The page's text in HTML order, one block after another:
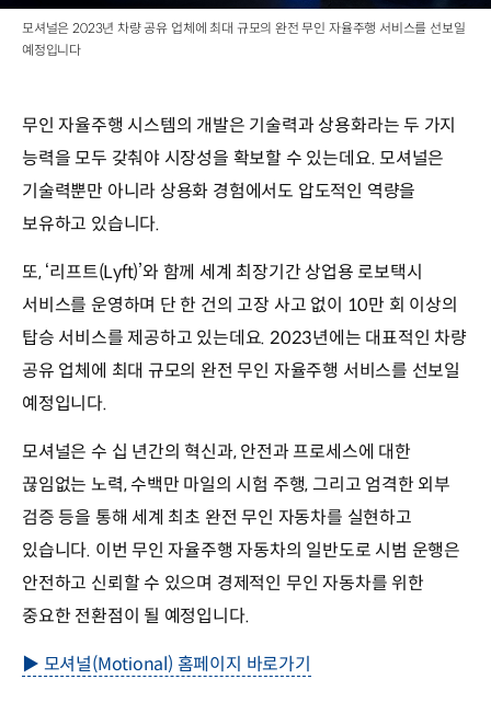
모셔널은 2023년 차량 공유 업체에 최대 규모의 완전 무인 자율주행 서비스를 선보일
예정입니다
무인 자율주행 시스템의 개발은 기술력과 상용화라는 두 가지
능력을 모두 갖춰야 시장성을 확보할 수 있는데요. 모셔널은
기술력뿐만 아니라 상용화 경험에서도 압도적인 역량을
보유하고 있습니다.
또, ‘리프트(Lyft)’와 함께 세계 최장기간 상업용 로보택시
서비스를 운영하며 단 한 건의 고장 사고 없이 10만 회 이상의
탑승 서비스를 제공하고 있는데요. 2023년에는 대표적인 차량
공유 업체에 최대 규모의 완전 무인 자율주행 서비스를 선보일
예정입니다.
모셔널은 수 십 년간의 혁신과, 안전과 프로세스에 대한
끊임없는 노력, 수백만 마일의 시험 주행, 그리고 엄격한 외부
검증 등을 통해 세계 최초 완전 무인 자동차를 실현하고
있습니다. 이번 무인 자율주행 자동차의 일반도로 시범 운행은
안전하고 신뢰할 수 있으며 경제적인 무인 자동차를 위한
중요한 전환점이 될 예정입니다.
▶ 모셔널(Motional) 홈페이지 바로가기